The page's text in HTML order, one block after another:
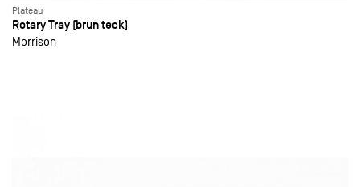
Plateau
Rotary Tray (brun teck)
Morrison